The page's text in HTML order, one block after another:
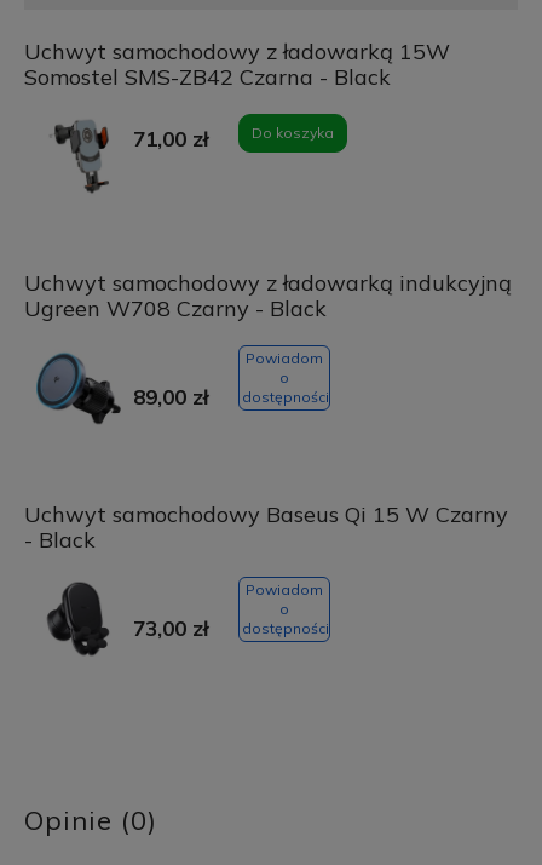
Uchwyt samochodowy z ładowarką 15W
Somostel SMS-ZB42 Czarna - Black
71,00 zł Do koszyka
Uchwyt samochodowy z ładowarką indukcyjną
Ugreen W708 Czarny - Black
89,00 zł
Powiadom
o
dostępności
Uchwyt samochodowy Baseus Qi 15 W Czarny
- Black
73,00 zł
Powiadom
o
dostępności
Opinie (0)